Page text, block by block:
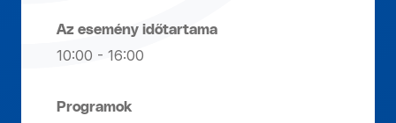
Az esemény időtartama
10:00 - 16:00
Programok